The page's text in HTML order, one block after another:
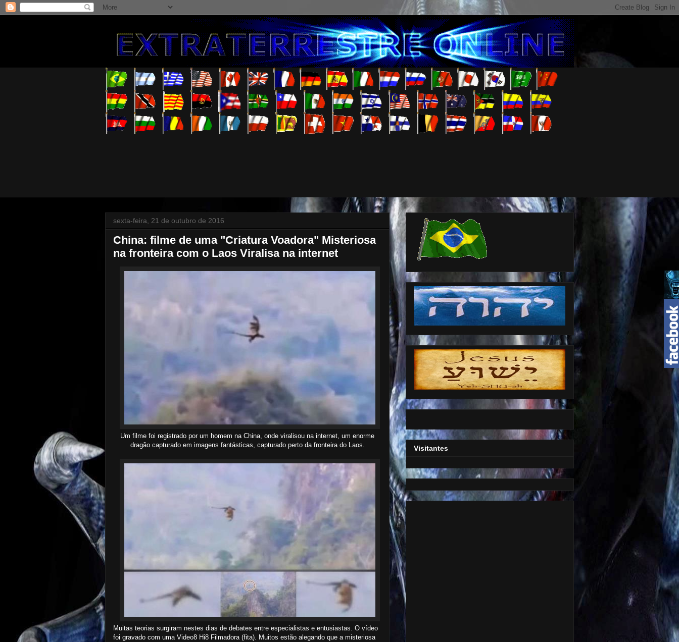
sexta-feira, 21 de outubro de 2016
China: filme de uma "Criatura Voadora" Misteriosa
na fronteira com o Laos Viralisa na internet
Um filme foi registrado por um homem na China, onde viralisou na internet, um enorme
dragão capturado em imagens fantásticas, capturado perto da fronteira do Laos.
Muitas teorias surgiram nestes dias de debates entre especialistas e entusiastas. O vídeo
foi gravado com uma Video8 Hi8 Filmadora (fita). Muitos estão alegando que a misteriosa
Visitantes